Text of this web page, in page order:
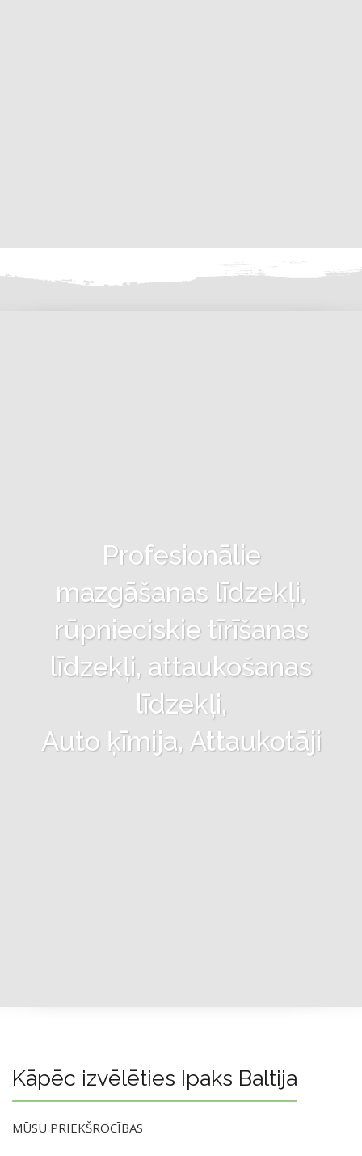
Profesionālie
mazgāšanas līdzekļi,
rūpnieciskie tīrīšanas
līdzekļi, attaukošanas
līdzekļi,
Auto ķīmija, Attaukotāji
Kāpēc izvēlēties Ipaks Baltija
MŪSU PRIEKŠROCĪBAS